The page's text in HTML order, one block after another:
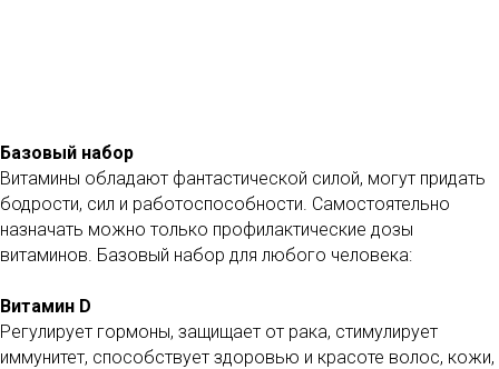
Базовый набор
Витамины обладают фантастической силой, могут придать
бодрости, сил и работоспособности. Самостоятельно
назначать можно только профилактические дозы
витаминов. Базовый набор для любого человека:
Витамин D
Регулирует гормоны, защищает от рака, стимулирует
иммунитет, способствует здоровью и красоте волос, кожи,